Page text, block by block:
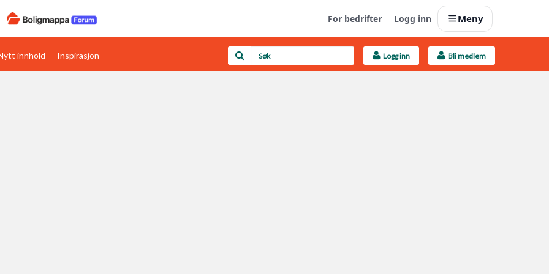
For bedrifter Logg inn Meny
Boligens papirer Last opp selv
innhold Inspirasjon Logg inn Bli medlem